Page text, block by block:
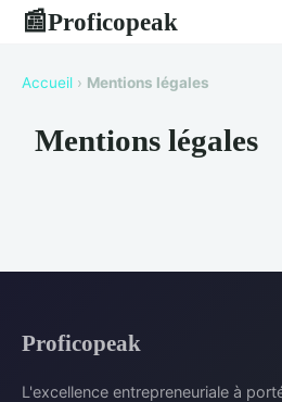
📰Proficopeak
Accueil › Mentions légales
Mentions légales
Proficopeak
L'excellence entrepreneuriale à